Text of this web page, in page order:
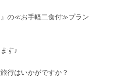
』の≪お手軽二食付≫プラン
す♪
行はいかがですか？